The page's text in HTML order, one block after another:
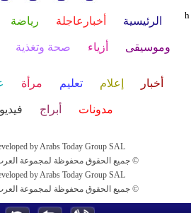
h الرئيسية أخبارعاجلة رياضة
وموسيقى أزياء صحة وتغذية
أخبار إعلام تعليم مرأة
مدونات أبراج فيديو
by Arabs Today Group SAL
جميع الحقوق محفوظة لمجموعة العرب اليوم الاعلامية 2023 ©
by Arabs Today Group SAL
جميع الحقوق محفوظة لمجموعة العرب اليوم الاعلامية 2023 ©